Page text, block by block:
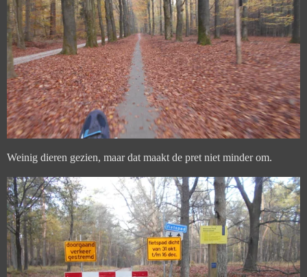
Weinig dieren gezien, maar dat maakt de pret niet minder om.